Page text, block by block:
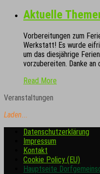
Aktuelle
Vorbereitungen zum
Werkstatt! Es wurde
um das diesjährige
vorzubereiten. Danke an
Read More
Veranstaltungen
Laden...
Datenschutzerklärung
Impressum
Kontakt
Cookie Policy (EU)
Hauptseite